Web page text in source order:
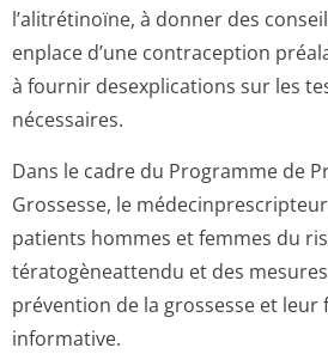
l’alitrétinoïne, à donner des
enplace d’une contraception
à fournir desexplications sur les
nécessaires.
Dans le cadre du Programme de
Grossesse, le
patients hommes et femmes du
tératogèneattendu et des
prévention de la grossesse et
informative.